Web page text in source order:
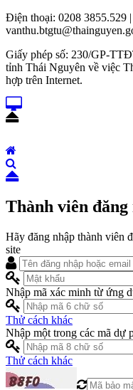
Điện thoại: 0208 3855.529
Giấy phép số: 230/GP-
tỉnh Thái Nguyên về việc
hợp trên Internet.
Thành viên đăng
Hãy đăng nhập thành viên
site
Nhập mã xác minh từ ứng
Thử cách khác
Nhập một trong các mã dự
Thử cách khác